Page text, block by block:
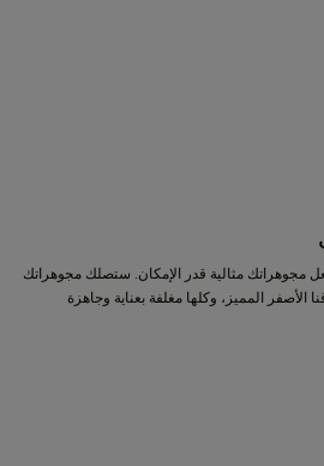
مجوهراتك مثالية قدر الإمكان. ستصلك مجوهراتك
الأصفر المميز، وكلها مغلفة بعناية وجاهزة